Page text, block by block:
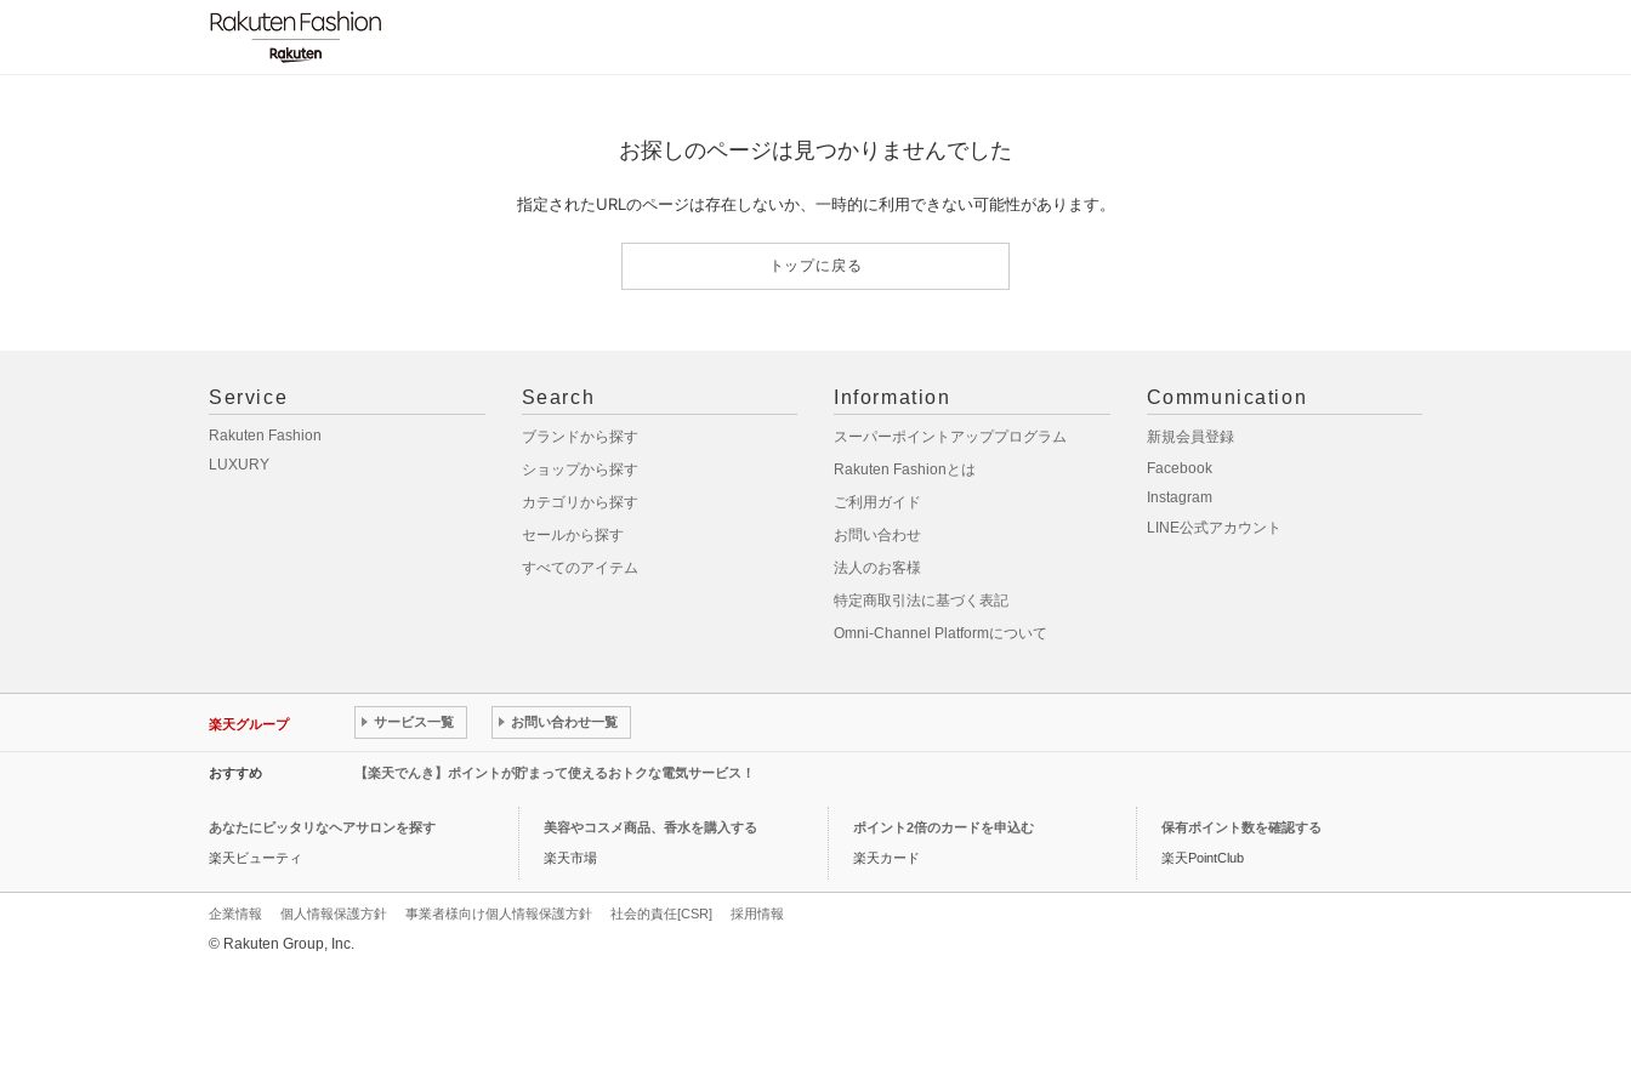
お探しのページは見つかりませんでした
指定されたURLのページは存在しないか、一時的に利用できない可能性があります。
トップに戻る
Service
Rakuten Fashion
LUXURY
Search
ブランドから探す
ショップから探す
カテゴリから探す
セールから探す
すべてのアイテム
Information
スーパーポイントアッププログラム
Rakuten Fashionとは
ご利用ガイド
お問い合わせ
法人のお客様
特定商取引法に基づく表記
Omni-Channel Platformについて
Communication
新規会員登録
Facebook
Instagram
LINE公式アカウント
楽天グループ サービス一覧 お問い合わせ一覧
おすすめ 【楽天でんき】ポイントが貯まって使えるおトクな電気サービス！
あなたにピッタリなヘアサロンを探す
楽天ビューティ
美容やコスメ商品、香水を購入する
楽天市場
ポイント2倍のカードを申込む
楽天カード
保有ポイント数を確認する
楽天PointClub
企業情報 個人情報保護方針 事業者様向け個人情報保護方針 社会的責任[CSR] 採用情報
© Rakuten Group, Inc.